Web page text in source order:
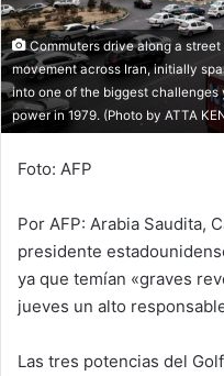
Commuters drive along a street
movement across Iran, initially
into one of the biggest
power in 1979. (Photo by ATTA
Foto: AFP
Por AFP: Arabia Saudita,
presidente
ya que temían «graves
jueves un alto
Las tres potencias del